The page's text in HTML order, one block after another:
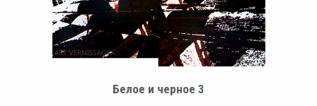
Белое и черное 3